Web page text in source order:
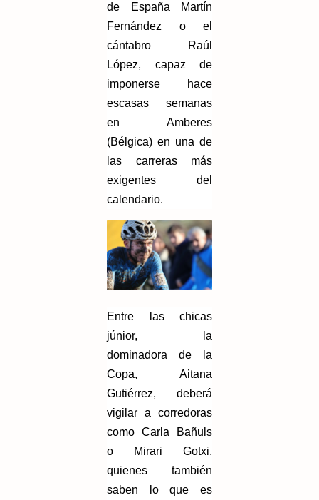
de España Martín
Fernández o el
cántabro Raúl
López, capaz de
imponerse hace
escasas semanas
en Amberes
(Bélgica) en una de
las carreras más
exigentes del
calendario.
Entre las chicas
júnior, la
dominadora de la
Copa, Aitana
Gutiérrez, deberá
vigilar a corredoras
como Carla Bañuls
o Mirari Gotxi,
quienes también
saben lo que es